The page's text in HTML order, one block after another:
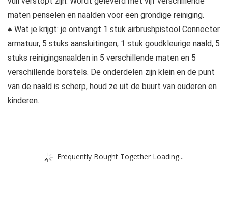
maten penselen en naalden voor een grondige reiniging.
♠ Wat je krijgt: je ontvangt 1 stuk airbrushpistool Connecter
armatuur, 5 stuks aansluitingen, 1 stuk goudkleurige naald, 5
stuks reinigingsnaalden in 5 verschillende maten en 5
verschillende borstels. De onderdelen zijn klein en de punt
van de naald is scherp, houd ze uit de buurt van ouderen en
kinderen.
Frequently Bought Together Loading...